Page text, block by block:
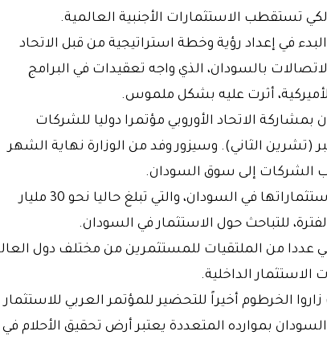
لكي تستقطب الاستثمارات الأجنبية العالمية.
في إعداد رؤية وخطة استراتيجية من قبل الاتحاد
بالسودان، الذي واجه تعقيدات في البرامج
أثرت عليه بشكل ملموس.
الاتحاد الأوروبي مؤتمرا دوليا للشركات
(تشرين الثاني). وسيزور وفد من الوزارة نهاية الشهر
الشركات إلى سوق السودان.
وأعلنت السعودية بداية العام الجاري عزمها توسيع استثماراتها في السودان، والتي تبلغ حاليا نحو 30 مليار
عددا من الملتقيات للمستثمرين من مختلف دول
الداخلية.
الخرطوم أخيراً للتحضير للمؤتمر العربي للاستثمار
بموارده المتعددة يعتبر أرض تحقيق الأحلام في